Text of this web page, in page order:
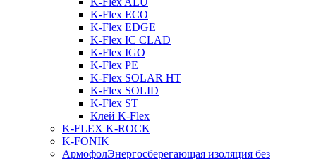
K-Flex ECO
K-Flex EDGE
K-Flex IC CLAD
K-Flex IGO
K-Flex PE
K-Flex SOLAR HT
K-Flex SOLID
K-Flex ST
Клей K-Flex
K-FLEX K-ROCK
K-FONIK
АрмофолЭнергосберегающая изоляция без